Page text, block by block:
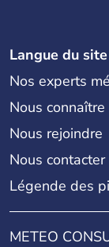
Langue du site
Nos experts
Nous connaître
Nous rejoindre
Nous contacter
Légende des
METEO